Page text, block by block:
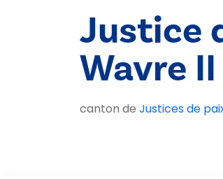
Justice
Wavre II
canton de Justices de